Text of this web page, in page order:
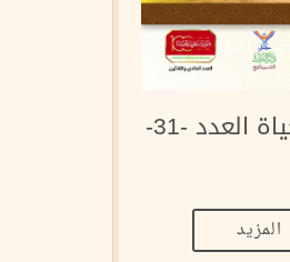
العدد -31-
المزيد